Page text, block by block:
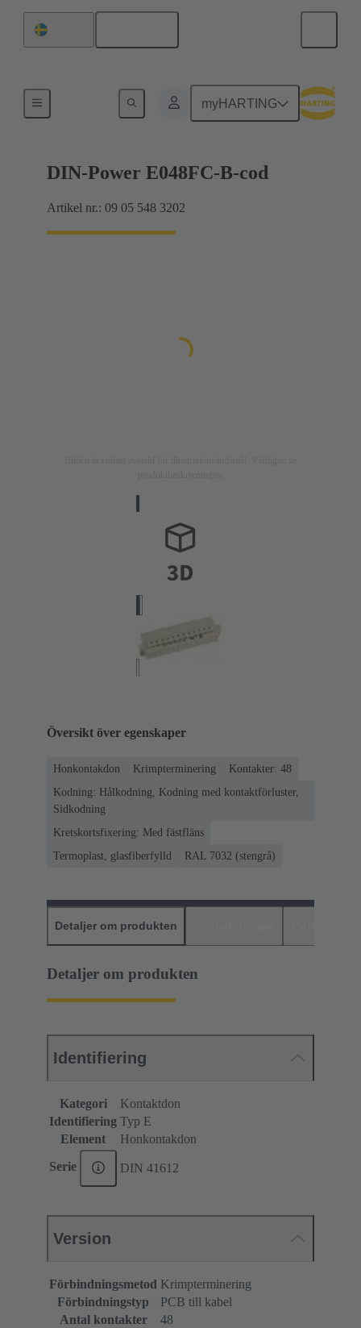
myHARTING
DIN-Power E048FC-B-cod
Artikel nr.: 09 05 548 3202
Översikt över egenskaper
Honkontakdon Krimpterminering
Kontakter: 48
Kodning: Hålkodning, Kodning med kontaktförluster,
Sidkodning
Kretskortsfixering: Med fästfläns
Termoplast, glasfiberfylld
RAL 7032 (stengrå)
Detaljer om produkten
Detaljer om produkten
Identifiering
Kategori
Kontaktdon
Identifiering Typ E
Element
Honkontakdon
Serie DIN 41612
Version
Förbindningsmetod Krimpterminering
Förbindningstyp
PCB till kabel
Antal kontakter
48